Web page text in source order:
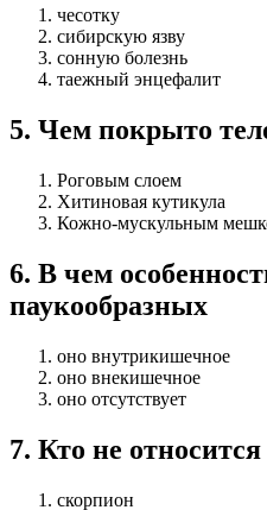
чесотку
сибирскую язву
сонную болезнь
таежный энцефалит
5. Чем покрыто
Роговым слоем
Хитиновая кутикула
Кожно-мускульным
6. В чем
паукообразных
оно внутрикишечное
оно внекишечное
оно отсутствует
7. Кто не
скорпион